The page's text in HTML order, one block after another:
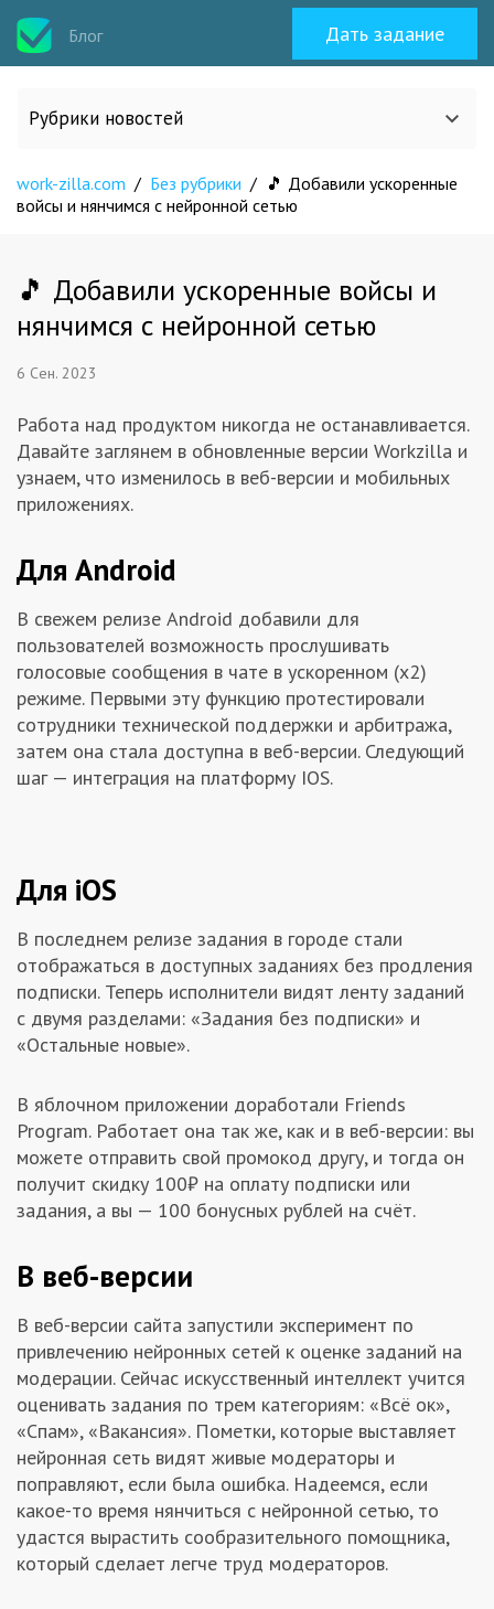
Блог Дать задание
Рубрики новостей
Все статьи
Кейсы
Исполнителям
Гости
work-zilla.com / Без рубрики / 🎵 Добавили ускоренные
войсы и нянчимся с нейронной сетью
🎵 Добавили ускоренные войсы и
нянчимся с нейронной сетью
6 Сен. 2023
Работа над продуктом никогда не останавливается.
Давайте заглянем в обновленные версии Workzilla и
узнаем, что изменилось в веб-версии и мобильных
приложениях.
Для Android
В свежем релизе Android добавили для
пользователей возможность прослушивать
голосовые сообщения в чате в ускоренном (х2)
режиме. Первыми эту функцию протестировали
сотрудники технической поддержки и арбитража,
затем она стала доступна в веб-версии. Следующий
шаг — интеграция на платформу IOS.
Для iOS
В последнем релизе задания в городе стали
отображаться в доступных заданиях без продления
подписки. Теперь исполнители видят ленту заданий
с двумя разделами: «Задания без подписки» и
«Остальные новые».
В яблочном приложении доработали Friends
Program. Работает она так же, как и в веб-версии: вы
можете отправить свой промокод другу, и тогда он
получит скидку 100₽ на оплату подписки или
задания, а вы — 100 бонусных рублей на счёт.
В веб-версии
В веб-версии сайта запустили эксперимент по
привлечению нейронных сетей к оценке заданий на
модерации. Сейчас искусственный интеллект учится
оценивать задания по трем категориям: «Всё ок»,
«Спам», «Вакансия». Пометки, которые выставляет
нейронная сеть видят живые модераторы и
поправляют, если была ошибка. Надеемся, если
какое-то время нянчиться с нейронной сетью, то
удастся вырастить сообразительного помощника,
который сделает легче труд модераторов.